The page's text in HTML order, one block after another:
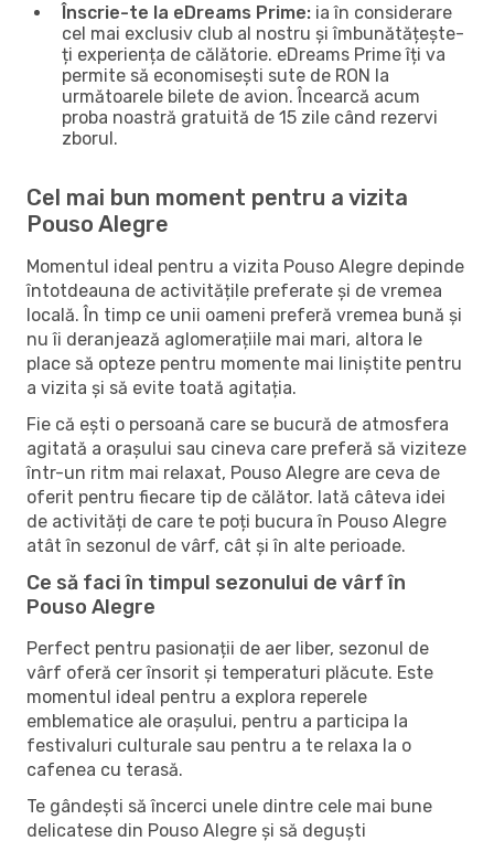
Înscrie-te la eDreams Prime: ia în considerare
cel mai exclusiv club al nostru și îmbunătățește-
ți experiența de călătorie. eDreams Prime îți va
permite să economisești sute de RON la
următoarele bilete de avion. Încearcă acum
proba noastră gratuită de 15 zile când rezervi
zborul.
Cel mai bun moment pentru a vizita
Pouso Alegre
Momentul ideal pentru a vizita Pouso Alegre depinde
întotdeauna de activitățile preferate și de vremea
locală. În timp ce unii oameni preferă vremea bună și
nu îi deranjează aglomerațiile mai mari, altora le
place să opteze pentru momente mai liniștite pentru
a vizita și să evite toată agitația.
Fie că ești o persoană care se bucură de atmosfera
agitată a orașului sau cineva care preferă să viziteze
într-un ritm mai relaxat, Pouso Alegre are ceva de
oferit pentru fiecare tip de călător. Iată câteva idei
de activități de care te poți bucura în Pouso Alegre
atât în ​​sezonul de vârf, cât și în alte perioade.
Ce să faci în timpul sezonului de vârf în
Pouso Alegre
Perfect pentru pasionații de aer liber, sezonul de
vârf oferă cer însorit și temperaturi plăcute. Este
momentul ideal pentru a explora reperele
emblematice ale orașului, pentru a participa la
festivaluri culturale sau pentru a te relaxa la o
cafenea cu terasă.
Te gândești să încerci unele dintre cele mai bune
delicatese din Pouso Alegre și să deguști